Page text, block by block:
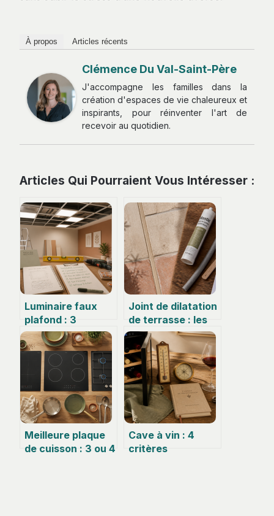
À propos Articles récents
Clémence Du Val-Saint-Père
J'accompagne les familles dans la
création d'espaces de vie chaleureux et
inspirants, pour réinventer l'art de
recevoir au quotidien.
Articles Qui Pourraient Vous Intéresser :
Luminaire faux
plafond : 3
critères
techniques pour
un éclairage
performant et
sans
éblouissement
Joint de dilatation
de terrasse : les
règles d’or pour
éviter fissures et
soulèvements
Meilleure plaque
de cuisson : 3 ou 4
Cave à vin : 4
critères